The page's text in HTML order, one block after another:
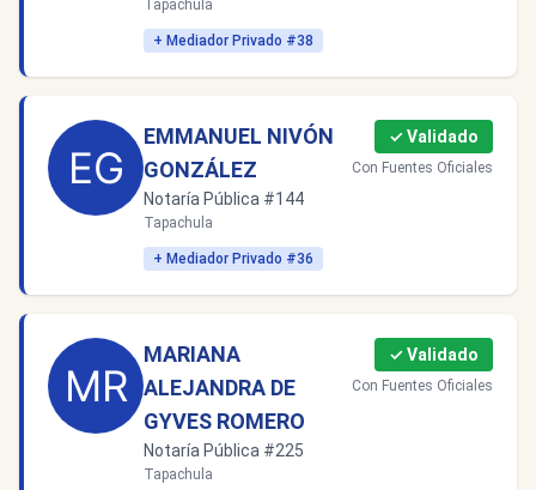
Tapachula
+ Mediador Privado #38
EMMANUEL NIVÓN
GONZÁLEZ
Notaría Pública #144
Tapachula
✓ Validado
Con Fuentes Oficiales
+ Mediador Privado #36
MARIANA
ALEJANDRA DE
GYVES ROMERO
Notaría Pública #225
Tapachula
✓ Validado
Con Fuentes Oficiales